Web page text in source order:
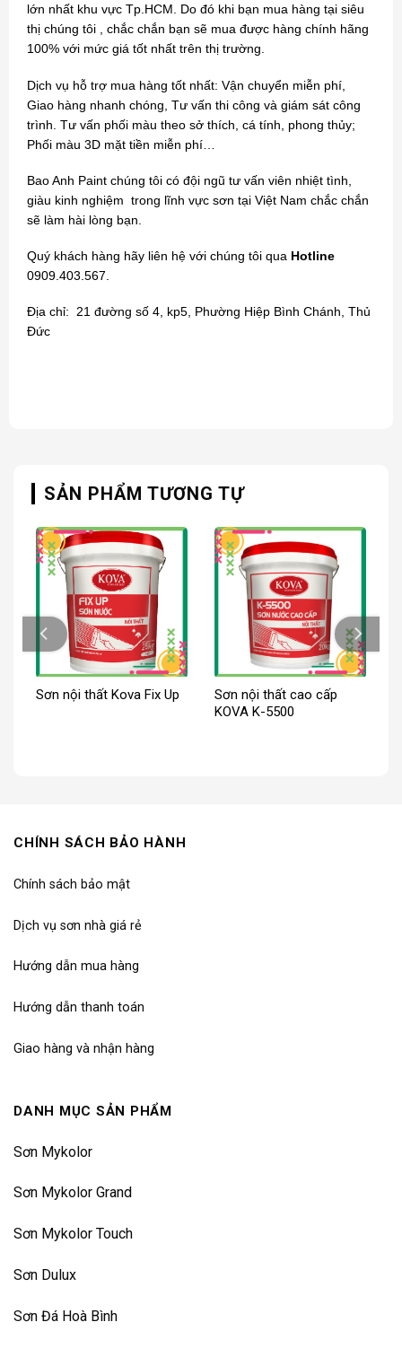
lớn nhất khu vực Tp.HCM. Do đó khi bạn mua hàng tại siêu
thị chúng tôi , chắc chắn bạn sẽ mua được hàng chính hãng
100% với mức giá tốt nhất trên thị trường.
Dịch vụ hỗ trợ mua hàng tốt nhất: Vận chuyển miễn phí,
Giao hàng nhanh chóng, Tư vấn thi công và giám sát công
trình. Tư vấn phối màu theo sở thích, cá tính, phong thủy;
Phối màu 3D mặt tiền miễn phí…
Bao Anh Paint chúng tôi có đội ngũ tư vấn viên nhiệt tình,
giàu kinh nghiệm trong lĩnh vực sơn tại Việt Nam chắc chắn
sẽ làm hài lòng bạn.
Quý khách hàng hãy liên hệ với chúng tôi qua Hotline
0909.403.567.
Địa chỉ: 21 đường số 4, kp5, Phường Hiệp Bình Chánh, Thủ
Đức
SẢN PHẨM TƯƠNG TỰ
Sơn nội thất Kova Fix Up
Sơn nội thất cao cấp
KOVA K-5500
CHÍNH SÁCH BẢO HÀNH
Chính sách bảo mật
Dịch vụ sơn nhà giá rẻ
Hướng dẫn mua hàng
Hướng dẫn thanh toán
Giao hàng và nhận hàng
DANH MỤC SẢN PHẨM
Sơn Mykolor
Sơn Mykolor Grand
Sơn Mykolor Touch
Sơn Dulux
Sơn Đá Hoà Bình